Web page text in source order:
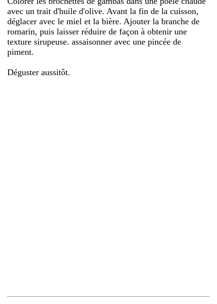
avec un trait d'huile d'olive. Avant la fin de la cuisson,
déglacer avec le miel et la bière. Ajouter la branche de
romarin, puis laisser réduire de façon à obtenir une
texture sirupeuse. assaisonner avec une pincée de
piment.
Déguster aussitôt.